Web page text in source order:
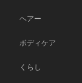
ヘアー
ボディケア
くらし